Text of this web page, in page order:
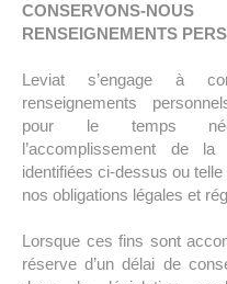
CONSERVONS-
RENSEIGNEMENTS
Leviat s’engage à
renseignements
pour le temps
l’accomplissement de
identifiées ci-dessus ou
nos obligations légales et
Lorsque ces fins sont
réserve d’un délai de